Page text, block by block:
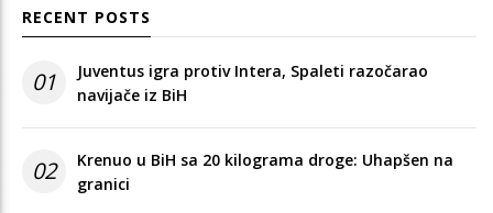
RECENT POSTS
01
Juventus igra protiv Intera, Spaleti razočarao
navijače iz BiH
02
Krenuo u BiH sa 20 kilograma droge: Uhapšen na
granici